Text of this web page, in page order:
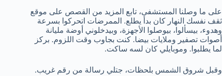
على ما وصلنا المستشفى، تابع المزيد من القصص على موقع
ثقف نفسك النهار كان بدأ يطلع. الممرضات اتحركوا بسرعة
وهدوء، بيسألوا، بيوصلوا الأجهزة، وبيدخلوني أوضة مليانة
أصوات تصفير وملايات بيضا. كنت بجاوب وقت اللزوم. بركز
لما يطلبوا. وموبايلي كان لسه ساكت.
وقبل شروق الشمس بلحظات، جتلي رسالة من رقم غريب.